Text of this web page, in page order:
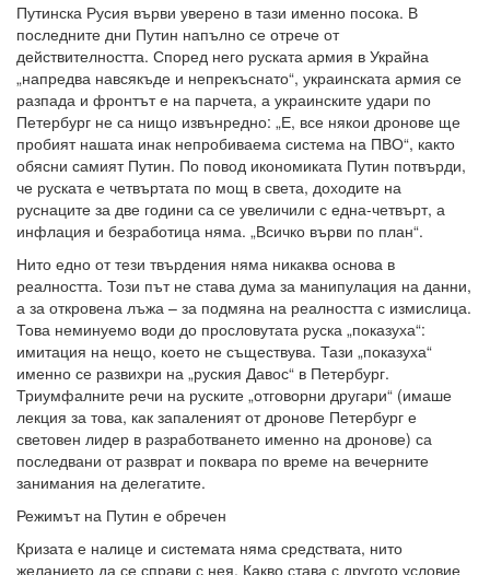
Путинска Русия върви уверено в тази именно посока. В
последните дни Путин напълно се отрече от
действителността. Според него руската армия в Украйна
„напредва навсякъде и непрекъснато“, украинската армия се
разпада и фронтът е на парчета, а украинските удари по
Петербург не са нищо извънредно: „Е, все някои дронове ще
пробият нашата инак непробиваема система на ПВО“, както
обясни самият Путин. По повод икономиката Путин потвърди,
че руската е четвъртата по мощ в света, доходите на
руснаците за две години са се увеличили с една-четвърт, а
инфлация и безработица няма. „Всичко върви по план“.
Нито едно от тези твърдения няма никаква основа в
реалността. Този път не става дума за манипулация на данни,
а за откровена лъжа – за подмяна на реалността с измислица.
Това неминуемо води до прословутата руска „показуха“:
имитация на нещо, което не съществува. Тази „показуха“
именно се развихри на „руския Давос“ в Петербург.
Триумфалните речи на руските „отговорни другари“ (имаше
лекция за това, как запаленият от дронове Петербург е
световен лидер в разработването именно на дронове) са
последвани от разврат и поквара по време на вечерните
занимания на делегатите.
Режимът на Путин е обречен
Кризата е налице и системата няма средствата, нито
желанието да се справи с нея. Какво става с другото условие